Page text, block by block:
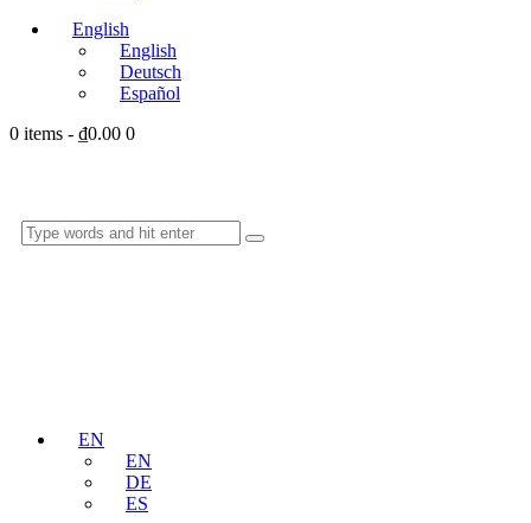
English
English
Deutsch
Español
0 items - ₫0.00 0
EN
EN
DE
ES